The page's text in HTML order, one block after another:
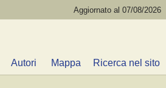
Aggiornato al 07/08/2026
Autori Mappa Ricerca nel sito